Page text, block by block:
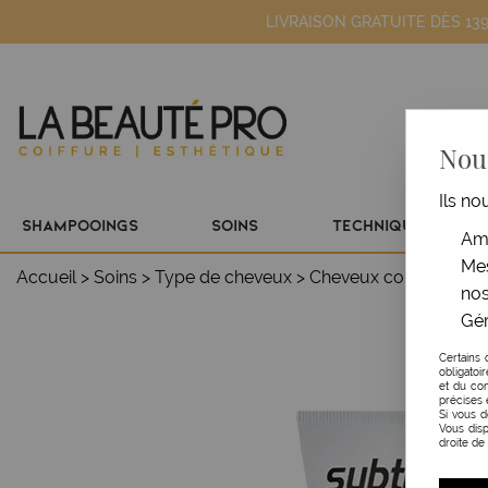
LIVRAISON GRATUITE DÈS
SHAMPOOINGS SOINS TECHNIQUE
Accueil > Soins > Type de cheveux > Cheveux colorés
Ils
Certains
et du
précises
Si vous
Vous
droite de